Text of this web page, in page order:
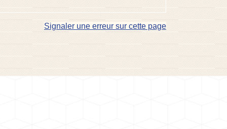
Signaler une erreur sur cette page